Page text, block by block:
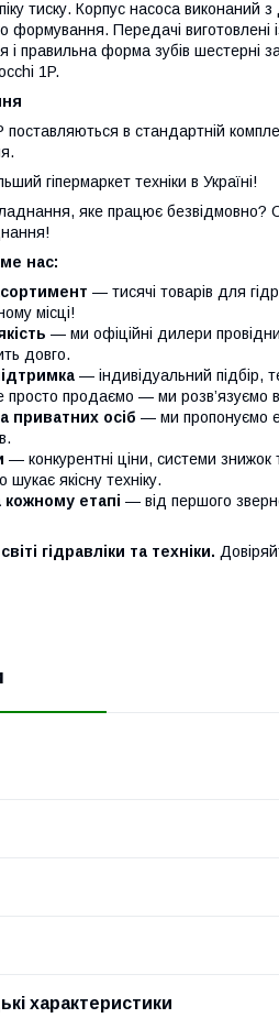
тиску. Корпус насоса виконаний
формування. Передачі виготовлені
і правильна форма зубів шестерні
1P.
в стандартній
гіпермаркет техніки в Україні!
яке працює безвідмовно?
нас:
— тисячі товарів для
місці!
— ми офіційні дилери
довго.
— індивідуальний підбір,
просто продаємо — ми розв’язуємо
приватних осіб — ми пропонуємо
— конкурентні ціни, системи знижок
шукає якісну техніку.
кожному етапі — від першого
гідравліки та техніки.
характеристики